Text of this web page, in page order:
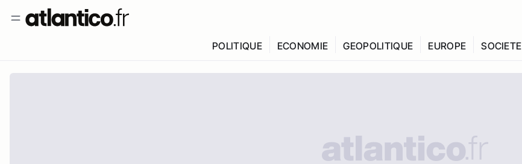
POLITIQUE ECONOMIE GEOPOLITIQUE EUROPE SOCIETE